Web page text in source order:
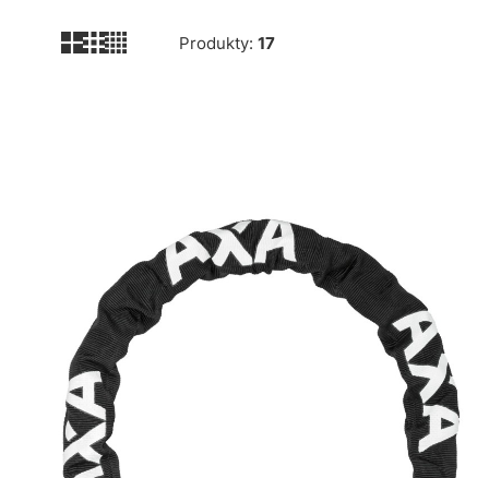
Produkty: 17